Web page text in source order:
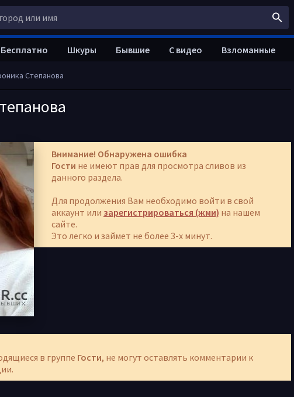
Степанова
Внимание! Обнаружена ошибка
Гости не имеют прав для просмотра сливов из
данного раздела.
Для продолжения Вам необходимо войти в свой
аккаунт или зарегистрироваться (жми) на нашем
сайте.
Это легко и займет не более 3-х минут.
в группе Гости, не могут оставлять комментарии к
Бесплатно Шкуры Бывшие С видео Взломанные